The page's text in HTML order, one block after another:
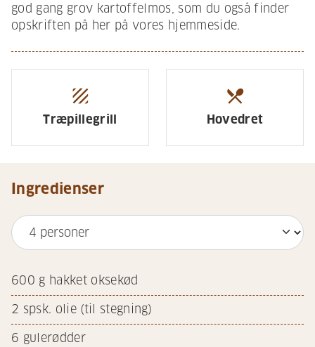
god gang grov kartoffelmos, som du også finder
opskriften på her på vores hjemmeside.
texture
Træpillegrill
restaurant_menu
Hovedret
Ingredienser
600 g hakket oksekød
2 spsk. olie (til stegning)
6 gulerødder